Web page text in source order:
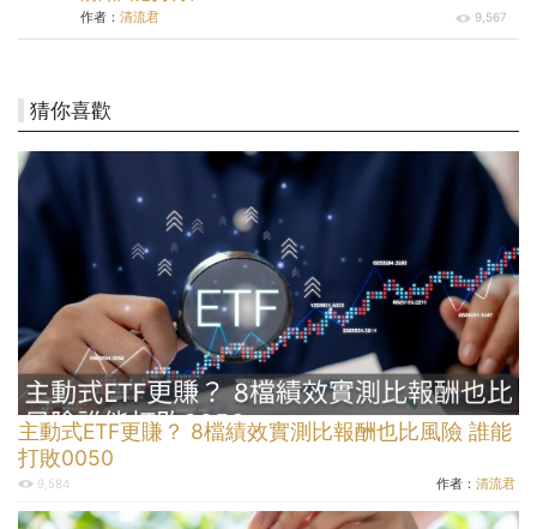
作者： 清流君 9,567
猜你喜歡
主動式ETF更賺？ 8檔績效實測比報酬也比風險 誰能
打敗0050
9,584 作者： 清流君